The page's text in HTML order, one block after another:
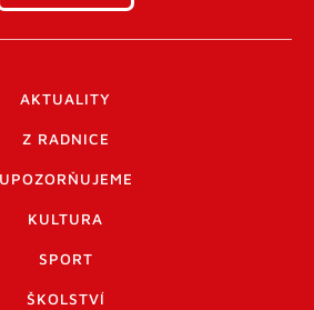
AKTUALITY
Z RADNICE
UPOZORŇUJEME
KULTURA
SPORT
ŠKOLSTVÍ